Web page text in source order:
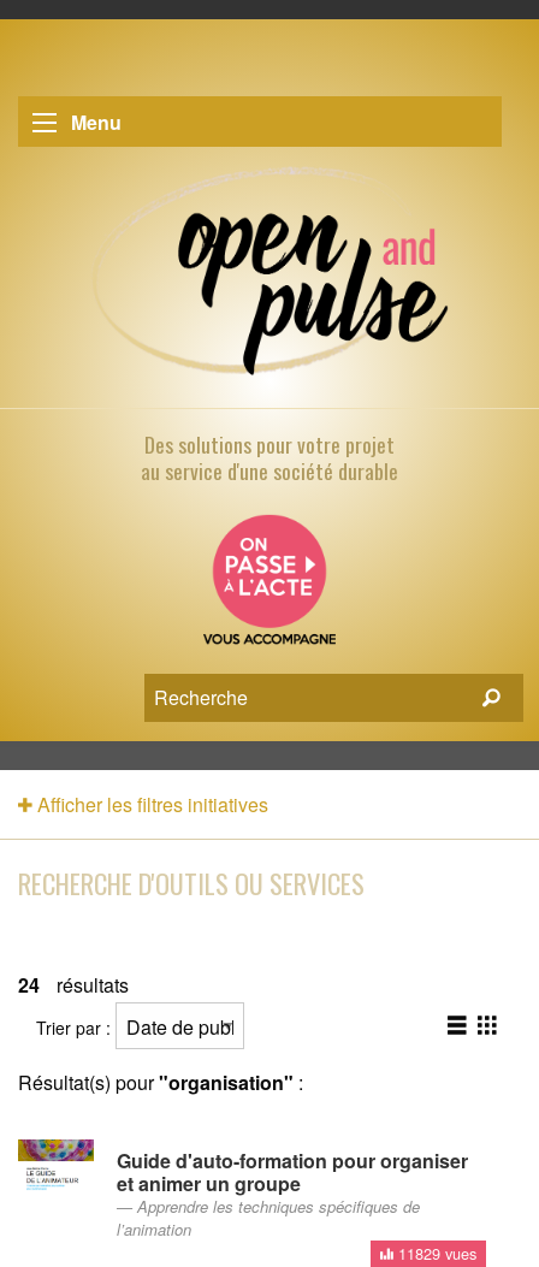
Menu
Des solutions pourvotre projet
au service d'une société durable
Afficher les filtres initiatives
RECHERCHE D'OUTILS OU SERVICES
24 résultats
Trier par :
Résultat(s) pour"organisation" :
Guide d'auto-formation pour organiser
et animer un groupe
Apprendre les techniques spécifiques de
l’animation
11829 vues